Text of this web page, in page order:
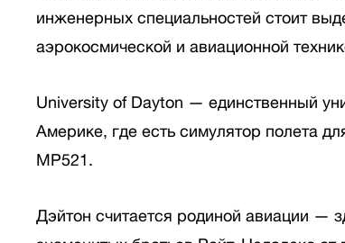
инженерных специальностей стоит
аэрокосмической и авиационной
University of Dayton — единственный
Америке, где есть симулятор полета
MP521.
Дэйтон считается родиной авиации —